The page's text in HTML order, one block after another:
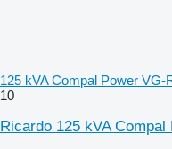
125 kVA Compal Power VG-
10
Ricardo 125 kVA Compal